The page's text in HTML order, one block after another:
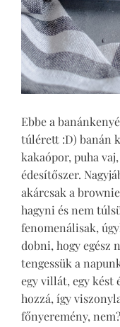
Ebbe a
túlérett :D) banán
kakaópor, puha
édesítőszer.
akárcsak a
hagyni és nem
fenomenálisak,
dobni, hogy
tengessük a
egy villát, egy kést
hozzá, így
főnyeremény, nem?